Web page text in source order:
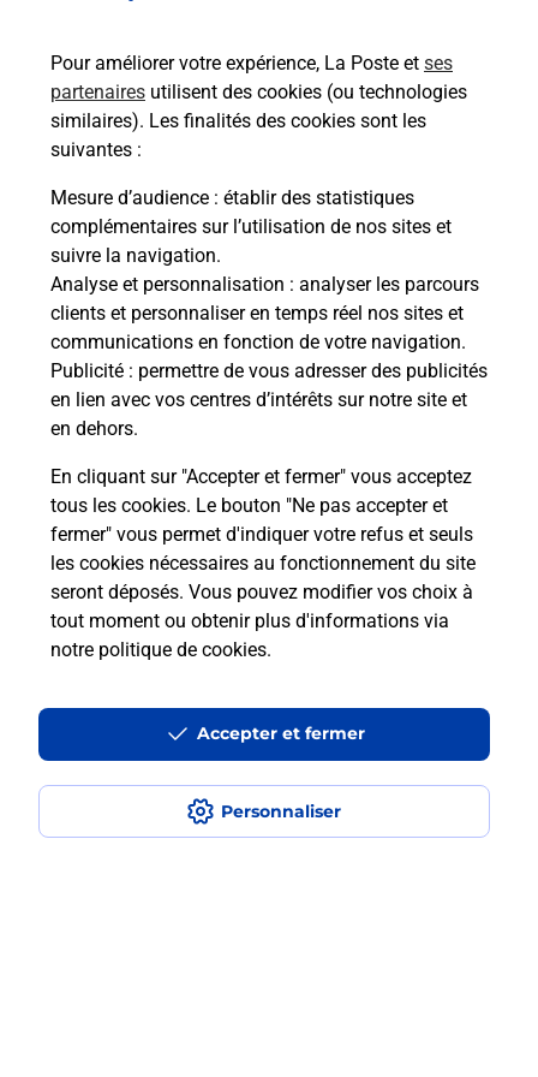
Pour améliorer votre expérience, La Poste et ses
partenaires utilisent des cookies (ou technologies
similaires). Les finalités des cookies sont les
suivantes :
Mesure d’audience : établir des statistiques
complémentaires sur l’utilisation de nos sites et
suivre la navigation.
Analyse et personnalisation : analyser les parcours
clients et personnaliser en temps réel nos sites et
communications en fonction de votre navigation.
Publicité : permettre de vous adresser des publicités
en lien avec vos centres d’intérêts sur notre site et
en dehors.
En cliquant sur "Accepter et fermer" vous acceptez
tous les cookies. Le bouton "Ne pas accepter et
fermer" vous permet d'indiquer votre refus et seuls
les cookies nécessaires au fonctionnement du site
seront déposés. Vous pouvez modifier vos choix à
tout moment ou obtenir plus d'informations via
notre politique de cookies.
Personnaliser
Accepter et fermer
Acheter un iPhone neuf ou reconditionné
Vous recherchez un smartphone pas cher proche
de chez vous ? Découvrez notre offre de
téléphones iPhone Apple dans vos bureaux de
Poste à BRON (69500) !
En savoir plus
Questions fréquemment posées
Comment retourner un colis acheté
en ligne depuis votre boîte aux lettres
Comment envoyer un colis ou faire un
retour chez un e-commerçant sans se
déplacer ?